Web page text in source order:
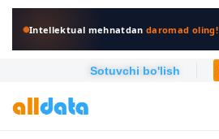
Intellektual mehnatdandaromad oling!
Sotuvchi bo'lish